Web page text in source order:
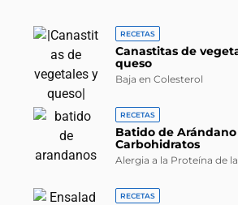
RECETAS
Canastitas de
queso
Baja en Colesterol
RECETAS
Batido de
Carbohidratos
Alergia a la Proteína de la
RECETAS